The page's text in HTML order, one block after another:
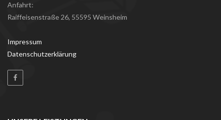
Anfahrt:
Raiffeisenstraße 26, 55595 Weinsheim
Impressum
Datenschutzerklärung